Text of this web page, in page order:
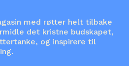
med røtter helt tilbake
det kristne budskapet,
og inspirere til